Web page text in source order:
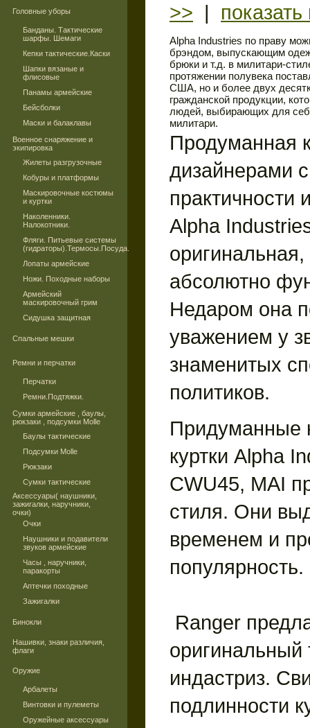
Головные уборы
Банданы. Тактические
шарфы. Шемаги
Кепки тактические.Каски
Шапки вязаные и
флисовые
Панамы армейские
Бейсболки
Маски и балаклавы
Военное снаряжение и
экипировка
Жилеты разгрузочные
Кобуры и платформы
Маскировочные костюмы
и куртки
Наколенники.
Налокотники.
Фляги. Питьевые системы
(гидраторы).Термосы.Посуда.
Лопаты армейские
Ножи. Походные наборы
Армейский
маскировочный грим
Сидушка защитная
Спальные мешки
Ремни и перчатки
Перчатки
Ремни.Подтяжки.
Сумки армейские , баулы,
рюкзаки , подсумки Molle
Баулы тактические
Подсумки Molle
Рюкзаки
Сумки тактические
Аксессуары( наушники,
зажигалки, наручники,
очки)
Очки
Наушники и подавители
звуков армейские
Часы , наручники,
паракорты
Аптечки походные
Зажигалки
Бинокли
Нашивки, знаки различия,
флаги
Оружие
Арбалеты
Винтовки и пулеметы
Оружейные аксессуары
>> | показать
Alpha Industries по праву
брэндом, выпускающим
брюки и т.д. в милитари-
протяжении полувека
США, но и более двух
гражданской продукции,
людей, выбирающих для
милитари.
Продуманная
дизайнерами
практичности
Alpha
абсолютно
Недаром она
уважением у
знаменитых
политиков.
Придуманные
куртки Alpha
CWU45, MAI
стиля. Они
временем и
популярность.
Ranger
индастриз.
подлинности